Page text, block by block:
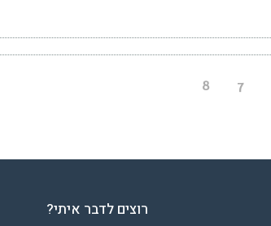
7
8
רוצים לדבר איתי?